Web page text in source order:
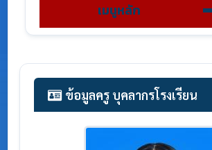
เมนูหลัก
ข้อมูลครู บุคลากรโรงเรียน